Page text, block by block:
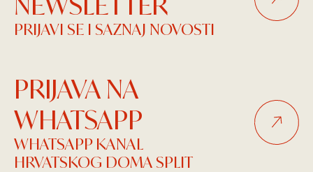
PRIJAVI SE I SAZNAJ NOVOSTI
PRIJAVA NA
WHATSAPP
WHATSAPP KANAL
HRVATSKOG DOMA SPLIT